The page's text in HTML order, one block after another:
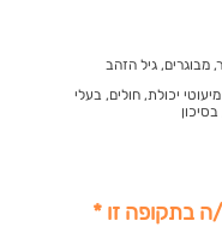
מבוגרים, גיל הזהב
יכולת, חולים, בעלי
בסיכון
ה בתקופה זו *